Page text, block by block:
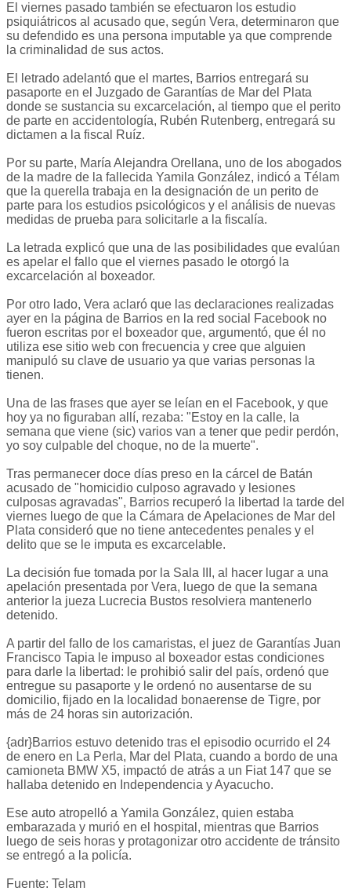
El viernes pasado también se efectuaron los estudio
psiquiátricos al acusado que, según Vera, determinaron que
su defendido es una persona imputable ya que comprende
la criminalidad de sus actos.
El letrado adelantó que el martes, Barrios entregará su
pasaporte en el Juzgado de Garantías de Mar del Plata
donde se sustancia su excarcelación, al tiempo que el perito
de parte en accidentología, Rubén Rutenberg, entregará su
dictamen a la fiscal Ruíz.
Por su parte, María Alejandra Orellana, uno de los abogados
de la madre de la fallecida Yamila González, indicó a Télam
que la querella trabaja en la designación de un perito de
parte para los estudios psicológicos y el análisis de nuevas
medidas de prueba para solicitarle a la fiscalía.
La letrada explicó que una de las posibilidades que evalúan
es apelar el fallo que el viernes pasado le otorgó la
excarcelación al boxeador.
Por otro lado, Vera aclaró que las declaraciones realizadas
ayer en la página de Barrios en la red social Facebook no
fueron escritas por el boxeador que, argumentó, que él no
utiliza ese sitio web con frecuencia y cree que alguien
manipuló su clave de usuario ya que varias personas la
tienen.
Una de las frases que ayer se leían en el Facebook, y que
hoy ya no figuraban allí, rezaba: "Estoy en la calle, la
semana que viene (sic) varios van a tener que pedir perdón,
yo soy culpable del choque, no de la muerte".
Tras permanecer doce días preso en la cárcel de Batán
acusado de "homicidio culposo agravado y lesiones
culposas agravadas", Barrios recuperó la libertad la tarde del
viernes luego de que la Cámara de Apelaciones de Mar del
Plata consideró que no tiene antecedentes penales y el
delito que se le imputa es excarcelable.
La decisión fue tomada por la Sala III, al hacer lugar a una
apelación presentada por Vera, luego de que la semana
anterior la jueza Lucrecia Bustos resolviera mantenerlo
detenido.
A partir del fallo de los camaristas, el juez de Garantías Juan
Francisco Tapia le impuso al boxeador estas condiciones
para darle la libertad: le prohibió salir del país, ordenó que
entregue su pasaporte y le ordenó no ausentarse de su
domicilio, fijado en la localidad bonaerense de Tigre, por
más de 24 horas sin autorización.
{adr}Barrios estuvo detenido tras el episodio ocurrido el 24
de enero en La Perla, Mar del Plata, cuando a bordo de una
camioneta BMW X5, impactó de atrás a un Fiat 147 que se
hallaba detenido en Independencia y Ayacucho.
Ese auto atropelló a Yamila González, quien estaba
embarazada y murió en el hospital, mientras que Barrios
luego de seis horas y protagonizar otro accidente de tránsito
se entregó a la policía.
Fuente: Telam